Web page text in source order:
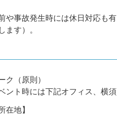
や事故発生時には休日対応も
ます）。
ク（原則）
ト時には下記オフィス、横須
在地】